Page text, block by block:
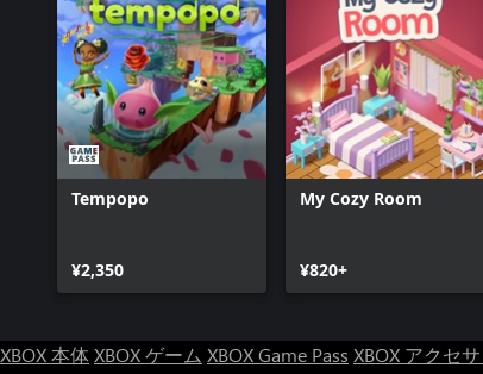
Tempopo
¥2,350
My Cozy Room
¥820+
XBOX 本体XBOX ゲーム XBOX Game Pass XBOX アクセサ